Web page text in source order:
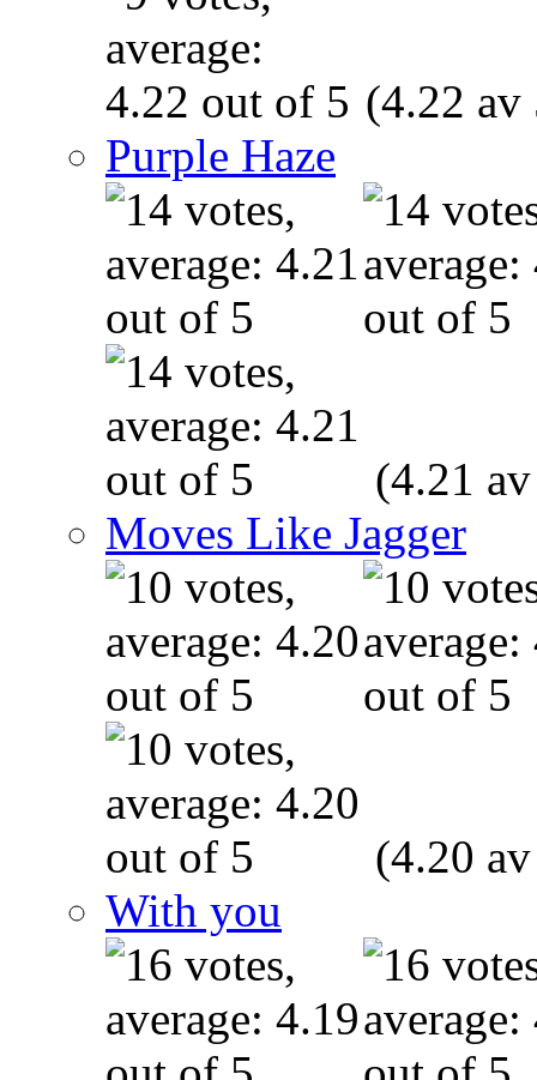
(4.22 av
Purple Haze
(4.21
Moves Like Jagger
(4.20
With you